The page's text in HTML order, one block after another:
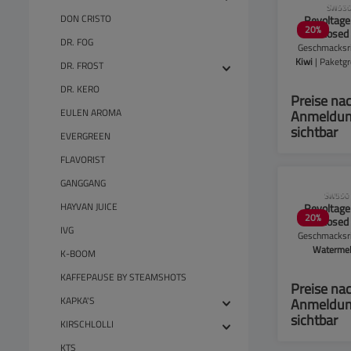
DON CRISTO
DR. FOG
DR. FROST
DR. KERO
EULEN AROMA
EVERGREEN
FLAVORIST
GANGGANG
HAYVAN JUICE
IVG
K-BOOM
KAFFEPAUSE BY STEAMSHOTS
KAPKA'S
KIRSCHLOLLI
KTS
CLP-
20%
10ml
Kiwi |
Preise
sichtbar
CLP-
20%
10ml -
Preise
sichtbar